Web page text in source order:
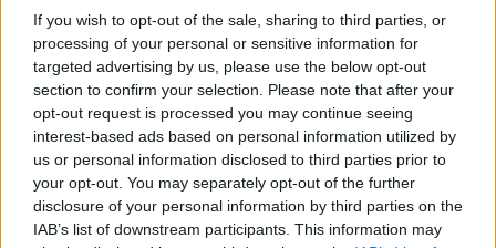
If you wish to opt-out of the sale, sharing to third parties, or
processing of your personal or sensitive information for
targeted advertising by us, please use the below opt-out
section to confirm your selection. Please note that after your
opt-out request is processed you may continue seeing
interest-based ads based on personal information utilized by
us or personal information disclosed to third parties prior to
your opt-out. You may separately opt-out of the further
disclosure of your personal information by third parties on the
IAB’s list of downstream participants. This information may
08. 06.
ORVOS FIGYELMEZTET: EZT AZ APRÓ REGGELI
TÜNETET NE SÖPÖRD A SZŐNYEG ALÁ
Fontos!
08. 05.
EZÉRT PÁRÁSODIK BE ÁLLANDÓAN AZ ABLAK –
EGYSZERŰBB A MEGOLDÁS, MINT GONDOLNÁD
Villámgyors megoldás
08. 04.
NEM ECETTEL ÉS NEM SZÓDABIKARBÓNÁVAL:
EZZEL LESZ ÚJRA CSILLOGÓ A VÍZKÖVES CSAP
A legjobb trükk